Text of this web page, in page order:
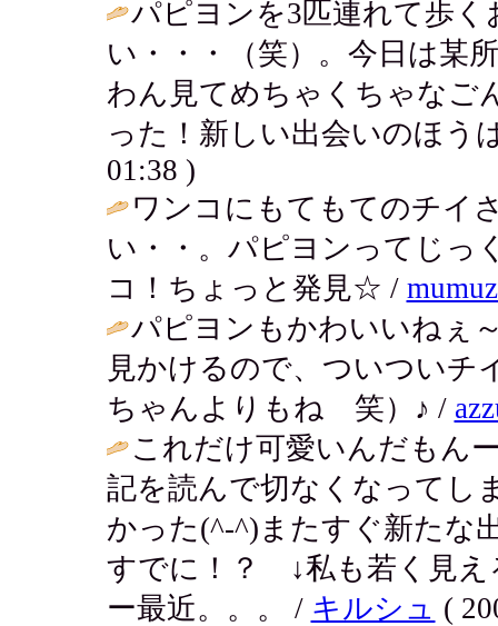
パピヨンを3匹連れて歩
い・・・（笑）。今日は某
わん見てめちゃくちゃなご
った！新しい出会いのほう
01:38 )
ワンコにもてもてのチイ
い・・。パピヨンってじっ
コ！ちょっと発見☆ /
パピヨンもかわいいねぇ
見かけるので、ついついチ
ちゃんよりもね 笑）♪ /
これだけ可愛いんだもん
記を読んで切なくなってし
かった(^-^)またすぐ新たな
すでに！？ ↓私も若く見え
ー最近。。。 / キルシュ (